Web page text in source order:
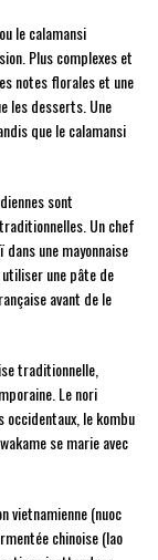
le calamansi
Plus complexes et
notes florales et une
les desserts. Une
que le calamansi
sont
Un chef
une mayonnaise
une pâte de
avant de le
traditionnelle,
Le nori
le kombu
se marie avec
vietnamienne (nuoc
chinoise (lao